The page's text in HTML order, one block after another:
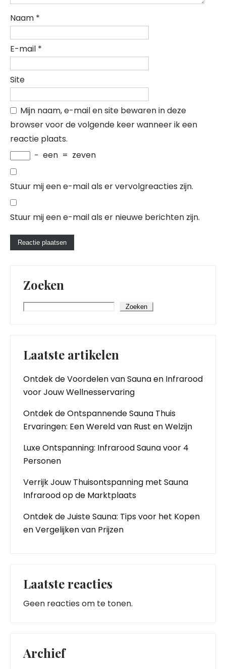
Naam *
E-mail *
Site
Mijn naam, e-mail en site bewaren in deze
browser voor de volgende keer wanneer ik een
reactie plaats.
− een = zeven
Stuur mij een e-mail als er vervolgreacties zijn.
Stuur mij een e-mail als er nieuwe berichten zijn.
Zoeken
Zoeken
Laatste artikelen
Ontdek de Voordelen van Sauna en Infrarood
voor Jouw Wellnesservaring
Ontdek de Ontspannende Sauna Thuis
Ervaringen: Een Wereld van Rust en Welzijn
Luxe Ontspanning: Infrarood Sauna voor 4
Personen
Verrijk Jouw Thuisontspanning met Sauna
Infrarood op de Marktplaats
Ontdek de Juiste Sauna: Tips voor het Kopen
en Vergelijken van Prijzen
Laatste reacties
Geen reacties om te tonen.
Archief